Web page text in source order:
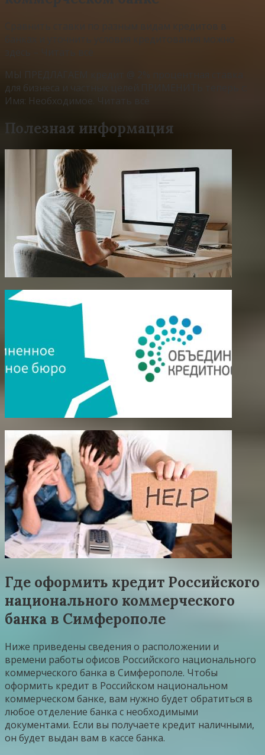
Сравнить ставки по разным видам кредитов в
МЫ ПРЕДЛАГАЕМ кредит @ 2% процентная ставка
для бизнеса и частных целей.ПРИМЕНИТЬ теперь с:
Имя: Необходимое. Читать всё
Полезная информация
Где оформить кредит Российского
национального коммерческого
банка в Симферополе
Ниже приведены сведения о расположении и
времени работы офисов Российского национального
коммерческого банка в Симферополе. Чтобы
оформить кредит в Российском национальном
коммерческом банке, вам нужно будет обратиться в
любое отделение банка с необходимыми
документами. Если вы получаете кредит наличными,
он будет выдан вам в кассе банка.